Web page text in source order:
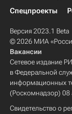
Спецпроекты
Версия 2023.1 Beta
© 2026 МИА
Вакансии
Сетевое издание
в Федеральной
информационных
(Роскомнадзор) 08
Свидетельство о